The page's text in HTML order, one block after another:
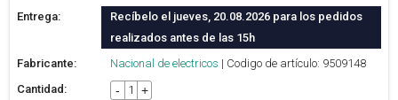
Entrega:
Recíbelo el jueves, 20.08.2026 para los pedidos
realizados antes de las 15h
Fabricante:
Nacional de electricos | Codigo de artículo: 9509148
Cantidad:
- +